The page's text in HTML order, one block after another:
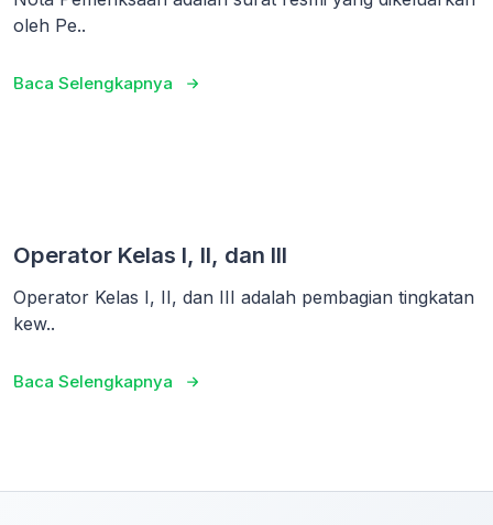
oleh Pe..
Baca Selengkapnya
Operator Kelas I, II, dan III
Operator Kelas I, II, dan III adalah pembagian tingkatan
kew..
Baca Selengkapnya